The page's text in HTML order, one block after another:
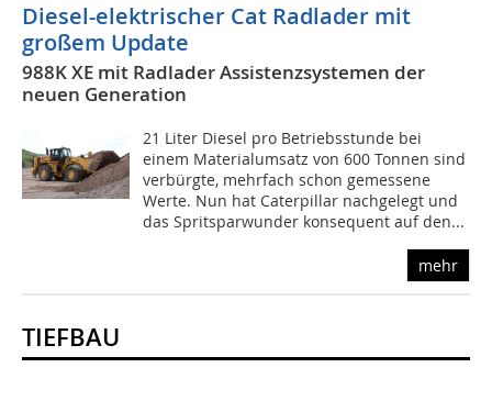
Diesel-elektrischer Cat Radlader mit
großem Update
988K XE mit Radlader Assistenzsystemen der
neuen Generation
21 Liter Diesel pro Betriebsstunde bei
einem Materialumsatz von 600 Tonnen sind
verbürgte, mehrfach schon gemessene
Werte. Nun hat Caterpillar nachgelegt und
das Spritsparwunder konsequent auf den...
mehr
TIEFBAU